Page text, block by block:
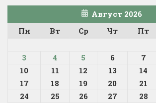
Август 2026
Пн
Вт Ср Чт Пт
3
4 5 6 7
10
11 12 13 14
17
18 19 20 21
24
25 26 27 28